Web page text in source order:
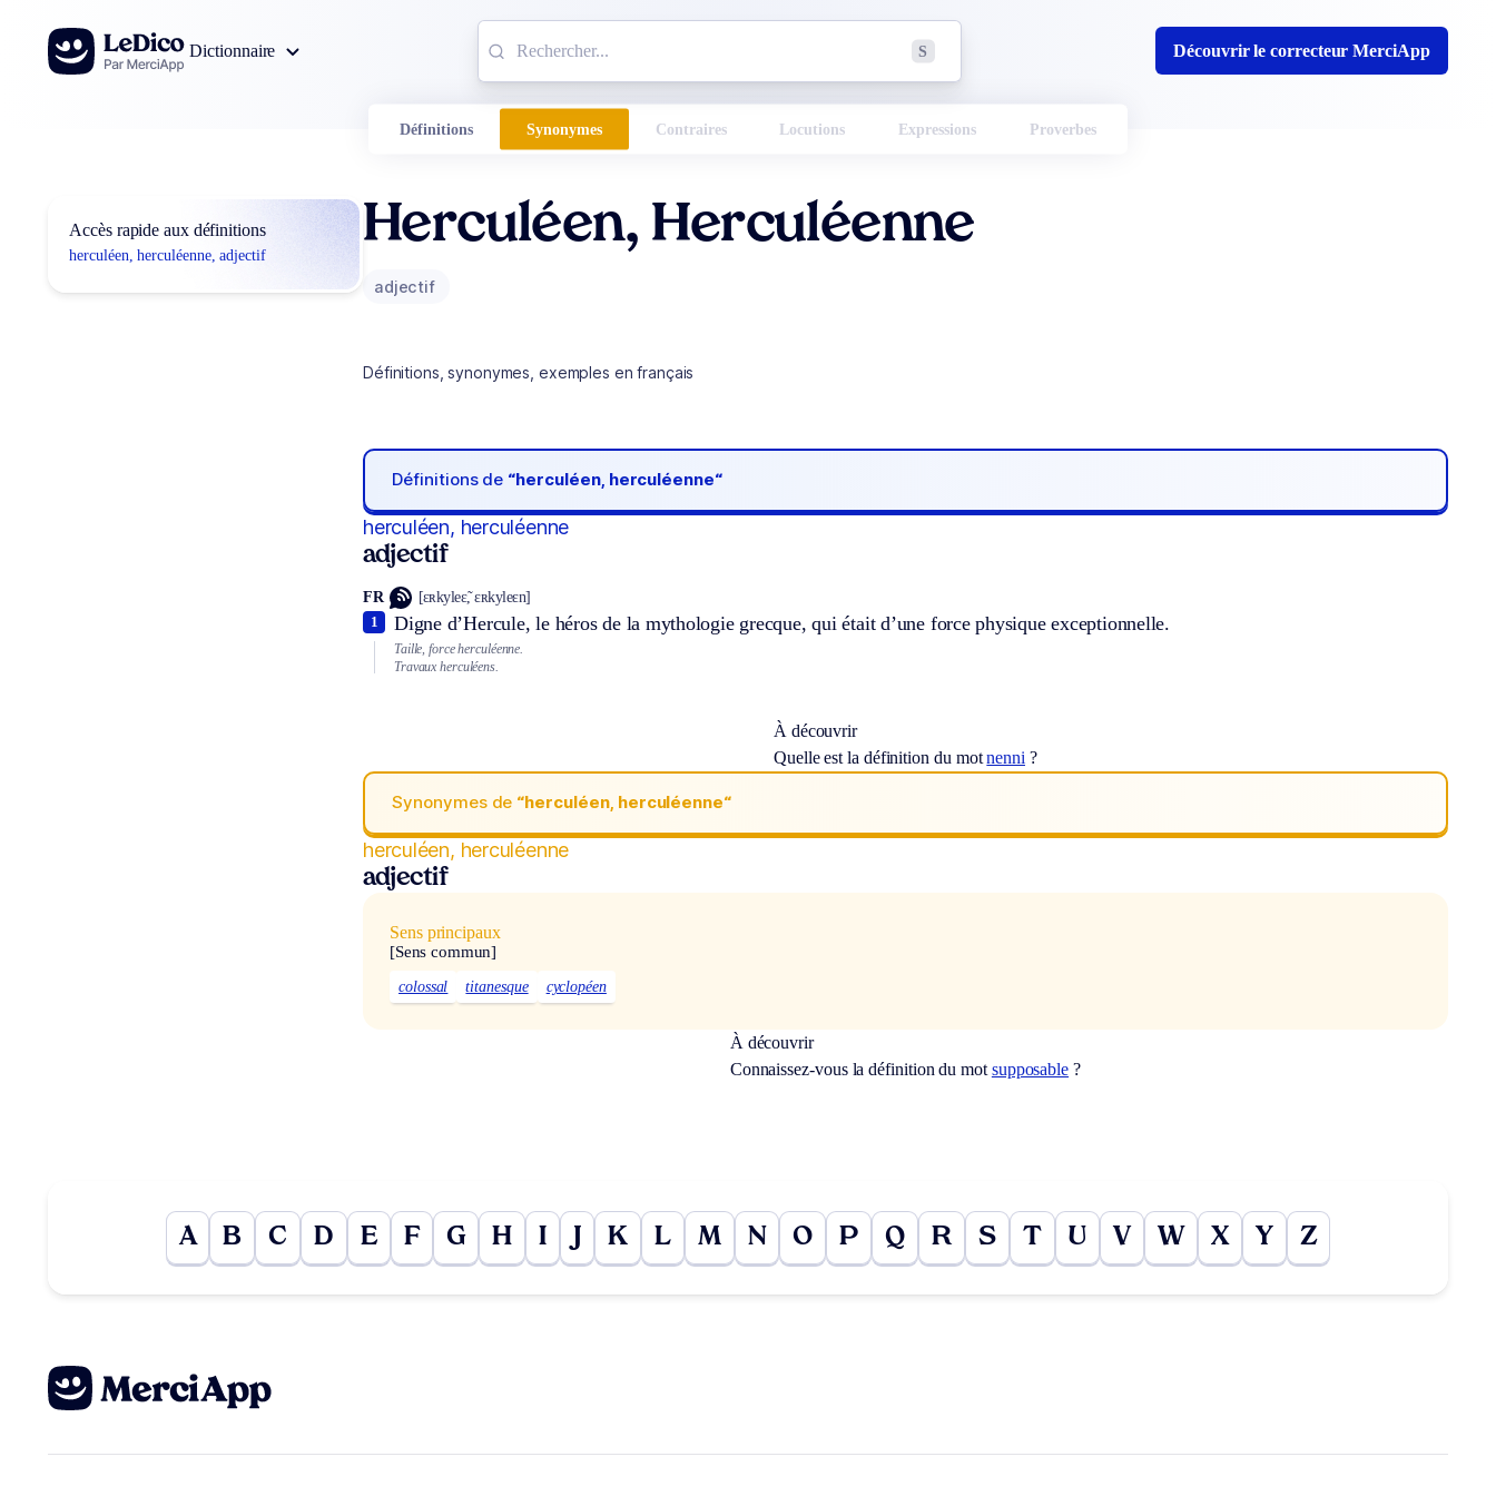
Aller au contenu
Dictionnaire
S Découvrir le correcteur MerciApp
Définitions Synonymes Contraires Locutions Expressions Proverbes
Accès rapide aux définitions
herculéen, herculéenne, adjectif
Herculéen, Herculéenne
adjectif
Définitions, synonymes, exemples en français
Définitions de “herculéen, herculéenne“
herculéen, herculéenne
adjectif
FR [ɛʀkyleɛ̃, ɛʀkyleɛn]
Digne d’Hercule, le héros de la mythologie grecque, qui était d’une force physique exceptionnelle.
1
Taille, force herculéenne.
Travaux herculéens.
À découvrir
Quelle est la définition du motnenni ?
Synonymes de “herculéen, herculéenne“
herculéen, herculéenne
adjectif
Sens principaux
[Sens commun]
colossal titanesque cyclopéen
À découvrir
Connaissez-vous la définition du mot supposable ?
A B C D E F G H I J K L M N O P Q R S T U V W X Y Z